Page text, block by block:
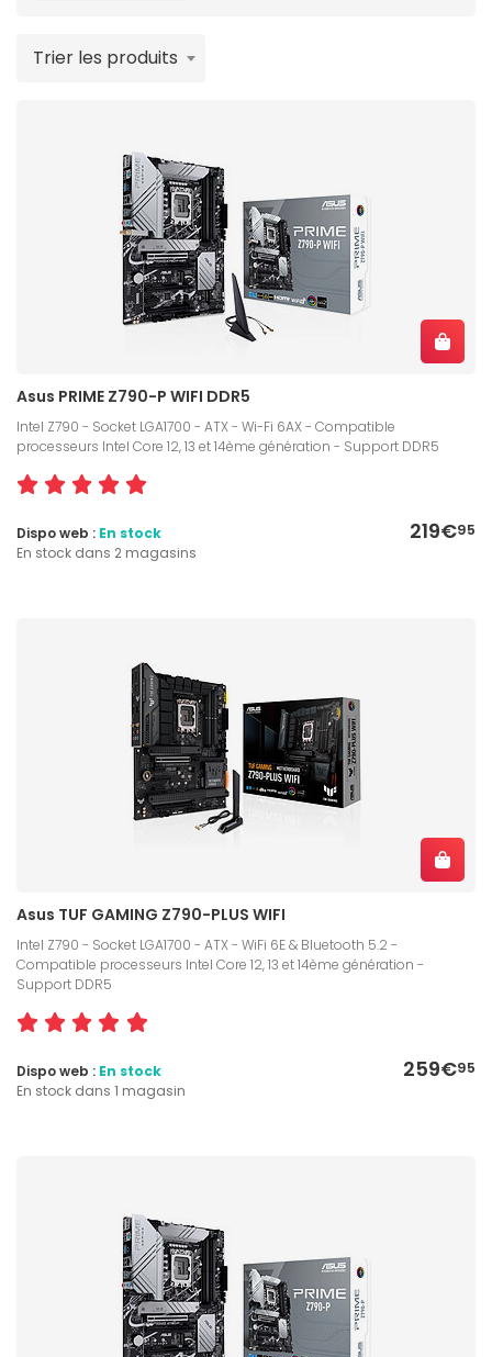
contenu font confiance au
Intel Z790, pour monter des configs taillées pour le
gaming 4K, le streaming intensif ou les rendus 3D
Trier les produits
Asus PRIME Z790-P WIFI DDR5
Intel Z790 - Socket LGA1700 - ATX - Wi-Fi 6AX - Compatible
processeurs Intel Core 12, 13 et 14ème génération - Support DDR5
219€95
Dispo web : En stock
En stock dans 2 magasins
Asus TUF GAMING Z790-PLUS WIFI
Intel Z790 - Socket LGA1700 - ATX - WiFi 6E & Bluetooth 5.2 -
Compatible processeurs Intel Core 12, 13 et 14ème génération -
Support DDR5
259€95
Dispo web : En stock
En stock dans 1 magasin